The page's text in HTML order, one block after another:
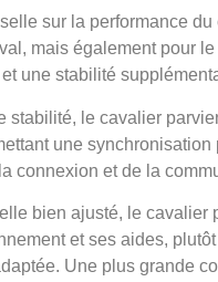
selle sur la performance
mais également pour
une stabilité
stabilité, le cavalier
une
connexion et de la
bien ajusté, le
et ses aides, plutôt
Une plus grande